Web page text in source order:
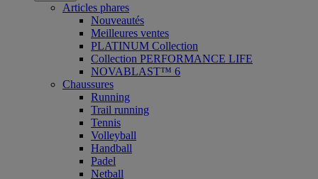
Articles phares
Nouveautés
Meilleures ventes
PLATINUM Collection
Collection PERFORMANCE LIFE
NOVABLAST™ 6
Chaussures
Running
Trail running
Tennis
Volleyball
Handball
Padel
Netball